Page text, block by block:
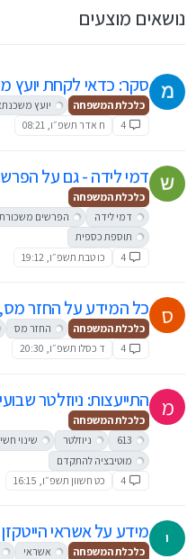
נושאים מוצעים
סקר: כדאי לקחת יועץ
כלכלת המשפחה יועץ
4
ח אדר תשפ״ו, 08:21
דמי לידה - גם על
כלכלת המשפחה
דמי לידה
הפרשים משכורת
תוספת כספית
4
כו טבת תשפ״ו, 19:12
ס כל המידע על החזר
כלכלת המשפחה החזר מס
4
ד כסלו תשפ״ו, 20:30
מ התייעצות: ניוזלטר
כלכלת המשפחה
613
ניוזלטר שינוי
מוטיבציה להתקדם
4
כט חשוון תשפ״ו, 16:15
י מידע על אשראי הייטקזן
כלכלת המשפחה אשראי